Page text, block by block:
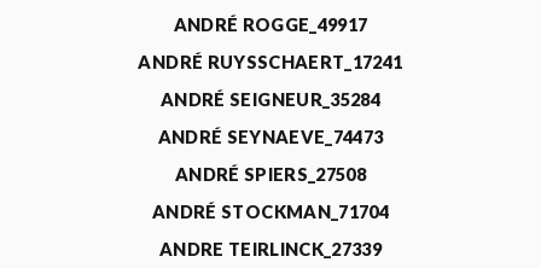
ANDRÉ ROGGE_49917
ANDRÉ RUYSSCHAERT_17241
ANDRÉ SEIGNEUR_35284
ANDRÉ SEYNAEVE_74473
ANDRÉ SPIERS_27508
ANDRÉ STOCKMAN_71704
ANDRE TEIRLINCK_27339